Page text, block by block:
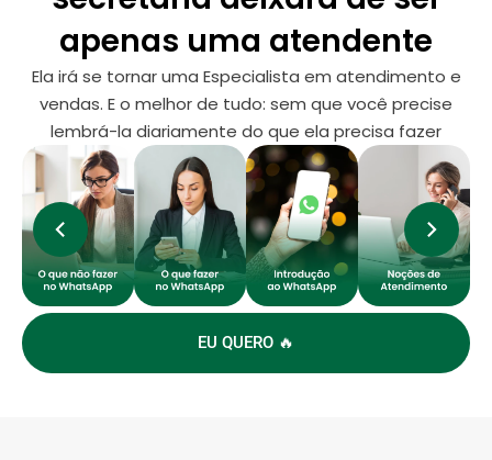
apenas uma atendente
Ela irá se tornar uma Especialista em atendimento e
vendas. E o melhor de tudo: sem que você precise
lembrá-la diariamente do que ela precisa fazer
EU QUERO 🔥